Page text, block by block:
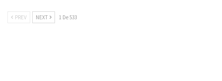
PREV NEXT 1 De 533